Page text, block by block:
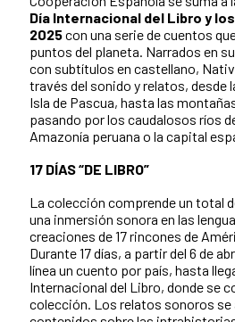
Día Internacional del Libro y
2025con una serie de cuentos
puntos del planeta. Narrados en
con subtítulos en castellano,
través del sonido y relatos, desde
Isla de Pascua, hasta las
pasando por los caudalosos ríos
Amazonía peruana o la capital
17 DÍAS “DE LIBRO”
La colección comprende un total
una inmersión sonora en las
creaciones de 17 rincones de
Durante 17 días, a partir del 6 de
línea un cuento por país, hasta
Internacional del Libro, donde se
colección. Los relatos sonoros